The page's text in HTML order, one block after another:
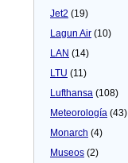
Jet2 (19)
Lagun Air (10)
LAN (14)
LTU (11)
Lufthansa (108)
Meteorologí­a (43)
Monarch (4)
Museos (2)